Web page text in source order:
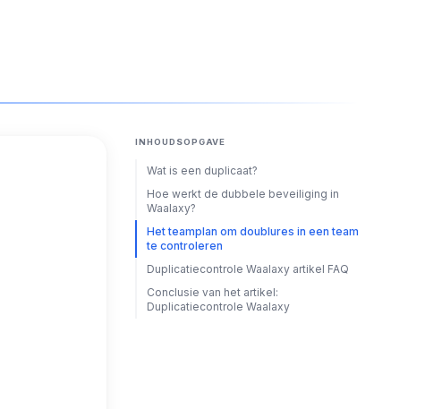
INHOUDSOPGAVE
Wat is een duplicaat?
Hoe werkt de dubbele beveiliging in
Waalaxy?
Het teamplan om doublures in een team
te controleren
Duplicatiecontrole Waalaxy artikel FAQ
Conclusie van het artikel:
Duplicatiecontrole Waalaxy